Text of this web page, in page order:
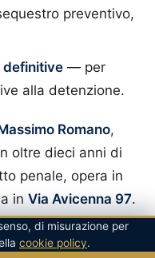
preventivo,
definitive — per
alla detenzione.
Romano,
oltre dieci anni di
penale, opera in
in Via Avicenna 97.
h24 al+39 335
di misurazione per
cookie policy.